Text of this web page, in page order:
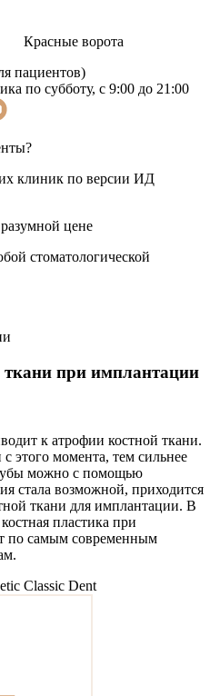
Красные ворота
пациентов)
по субботу, с 9:00 до 21:00
клиник по версии ИД
цене
стоматологической
при имплантации
к атрофии костной ткани.
этого момента, тем сильнее
можно с помощью
стала возможной, приходится
ткани для имплантации. В
пластика при
по самым современным
Classic Dent